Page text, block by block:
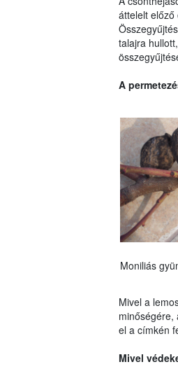
áttelelt
talajra
A
Moniliás
Mivel a
minőségére,
el a címkén
Mivel